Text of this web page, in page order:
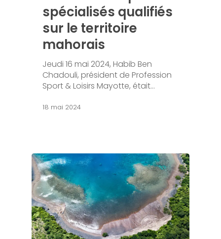
spécialisés qualifiés
sur le territoire
mahorais
Jeudi 16 mai 2024, Habib Ben
Chadouli, président de Profession
Sport & Loisirs Mayotte, était…
18 mai 2024